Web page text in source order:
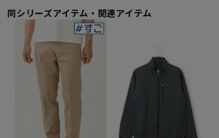
同シリーズアイテム・関連アイテム